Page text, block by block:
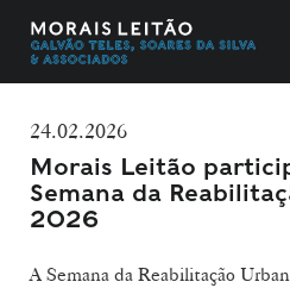
24.02.2026
Morais Leitão
Semana da
2026
A Semana da Reabilitação